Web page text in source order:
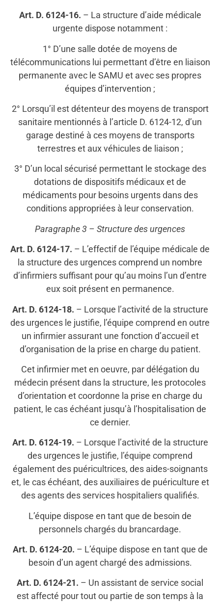
Art. D. 6124-16. – La structure d’aide médicale
urgente dispose notamment :
1° D’une salle dotée de moyens de
télécommunications lui permettant d’être en liaison
permanente avec le SAMU et avec ses propres
équipes d’intervention ;
2° Lorsqu’il est détenteur des moyens de transport
sanitaire mentionnés à l’article D. 6124-12, d’un
garage destiné à ces moyens de transports
terrestres et aux véhicules de liaison ;
3° D’un local sécurisé permettant le stockage des
dotations de dispositifs médicaux et de
médicaments pour besoins urgents dans des
conditions appropriées à leur conservation.
Paragraphe 3 – Structure des urgences
Art. D. 6124-17. – L’effectif de l’équipe médicale de
la structure des urgences comprend un nombre
d’infirmiers suffisant pour qu’au moins l’un d’entre
eux soit présent en permanence.
Art. D. 6124-18. – Lorsque l’activité de la structure
des urgences le justifie, l’équipe comprend en outre
un infirmier assurant une fonction d’accueil et
d’organisation de la prise en charge du patient.
Cet infirmier met en oeuvre, par délégation du
médecin présent dans la structure, les protocoles
d’orientation et coordonne la prise en charge du
patient, le cas échéant jusqu’à l’hospitalisation de
ce dernier.
Art. D. 6124-19. – Lorsque l’activité de la structure
des urgences le justifie, l’équipe comprend
également des puéricultrices, des aides-soignants
et, le cas échéant, des auxiliaires de puériculture et
des agents des services hospitaliers qualifiés.
L’équipe dispose en tant que de besoin de
personnels chargés du brancardage.
Art. D. 6124-20. – L’équipe dispose en tant que de
besoin d’un agent chargé des admissions.
Art. D. 6124-21. – Un assistant de service social
est affecté pour tout ou partie de son temps à la